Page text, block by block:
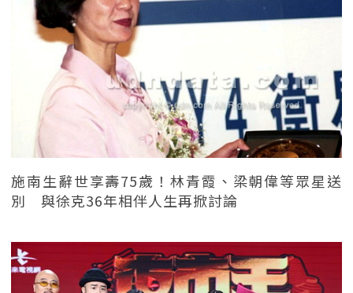
施南生辭世享壽75歲！林青霞、梁朝偉等眾星送
別 與徐克36年相伴人生再掀討論